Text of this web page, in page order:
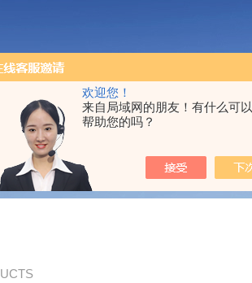
欢迎您！
来自局域网的朋友！有什么可以
帮助您的吗？